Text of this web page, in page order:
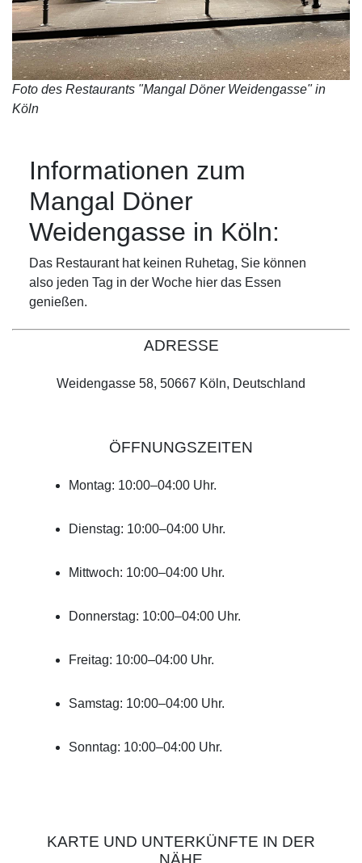
Foto des Restaurants "Mangal Döner Weidengasse" in
Köln
Informationen zum
Mangal Döner
Weidengasse in Köln:
Das Restaurant hat keinen Ruhetag, Sie können
also jeden Tag in der Woche hier das Essen
genießen.
ADRESSE
Weidengasse 58, 50667 Köln, Deutschland
ÖFFNUNGSZEITEN
Montag: 10:00–04:00 Uhr.
Dienstag: 10:00–04:00 Uhr.
Mittwoch: 10:00–04:00 Uhr.
Donnerstag: 10:00–04:00 Uhr.
Freitag: 10:00–04:00 Uhr.
Samstag: 10:00–04:00 Uhr.
Sonntag: 10:00–04:00 Uhr.
KARTE UND UNTERKÜNFTE IN DER
NÄHE